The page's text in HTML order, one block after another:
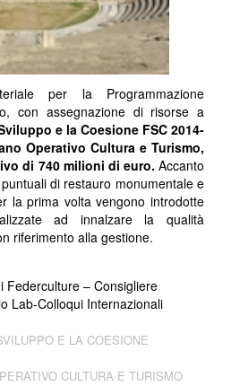
per la Programmazione
con assegnazione di risorse a
e la Coesione FSC 2014-
Operativo Cultura e Turismo,
di 740 milioni di euro. Accanto
di restauro monumentale e
la prima volta vengono introdotte
ad innalzare la qualità
riferimento alla gestione.
Federculture – Consigliere
Lab-Colloqui Internazionali
E LA COESIONE
CULTURA E TURISMO